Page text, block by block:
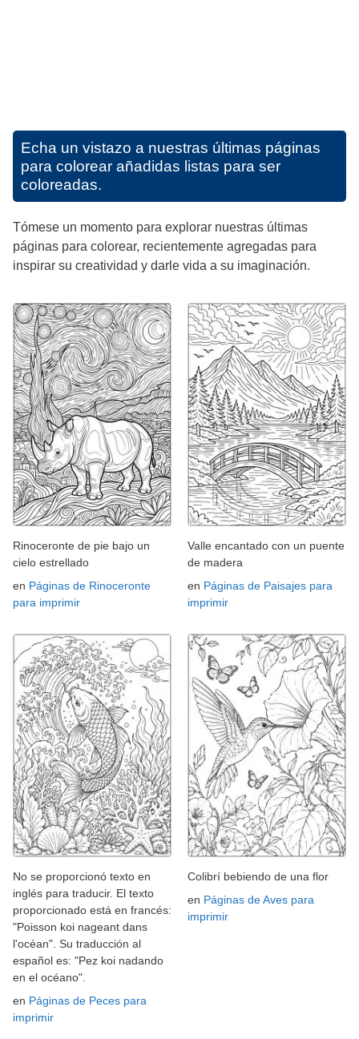
Echa un vistazo a nuestras últimas páginas
para colorear añadidas listas para ser
coloreadas.
Tómese un momento para explorar nuestras últimas
páginas para colorear, recientemente agregadas para
inspirar su creatividad y darle vida a su imaginación.
Rinoceronte de pie bajo un
cielo estrellado
en Páginas de Rinoceronte
para imprimir
Valle encantado con un puente
de madera
en Páginas de Paisajes para
imprimir
No se proporcionó texto en
inglés para traducir. El texto
proporcionado está en francés:
"Poisson koi nageant dans
l'océan". Su traducción al
español es: "Pez koi nadando
en el océano".
en Páginas de Peces para
imprimir
Colibrí bebiendo de una flor
en Páginas de Aves para
imprimir